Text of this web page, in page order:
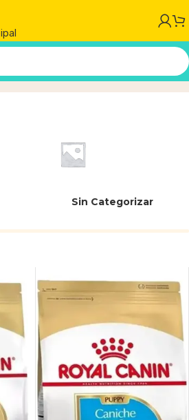
Inicio/Producto
Sin Categorizar